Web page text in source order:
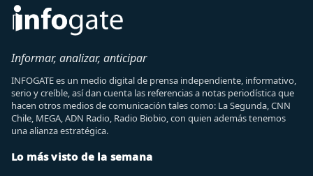
Informar, analizar, anticipar
INFOGATE es un medio digital de prensa independiente, informativo,
serio y creíble, así dan cuenta las referencias a notas periodística que
hacen otros medios de comunicación tales como: La Segunda, CNN
Chile, MEGA, ADN Radio, Radio Biobio, con quien además tenemos
una alianza estratégica.
Lo más visto de la semana